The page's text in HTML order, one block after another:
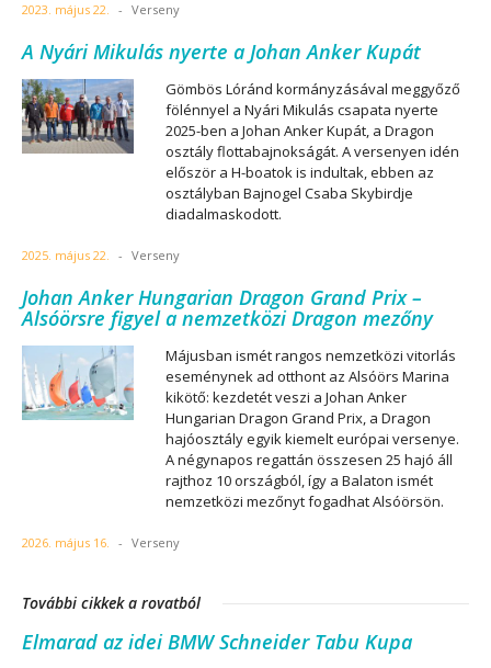
2023. május 22. - Verseny
A Nyári Mikulás nyerte a Johan Anker Kupát
Gömbös Lóránd kormányzásával meggyőző
fölénnyel a Nyári Mikulás csapata nyerte
2025-ben a Johan Anker Kupát, a Dragon
osztály flottabajnokságát. A versenyen idén
először a H-boatok is indultak, ebben az
osztályban Bajnogel Csaba Skybirdje
diadalmaskodott.
2025. május 22. - Verseny
Johan Anker Hungarian Dragon Grand Prix –
Alsóörsre figyel a nemzetközi Dragon mezőny
Májusban ismét rangos nemzetközi vitorlás
eseménynek ad otthont az Alsóörs Marina
kikötő: kezdetét veszi a Johan Anker
Hungarian Dragon Grand Prix, a Dragon
hajóosztály egyik kiemelt európai versenye.
A négynapos regattán összesen 25 hajó áll
rajthoz 10 országból, így a Balaton ismét
nemzetközi mezőnyt fogadhat Alsóörsön.
2026. május 16. - Verseny
További cikkek a rovatból
Elmarad az idei BMW Schneider Tabu Kupa